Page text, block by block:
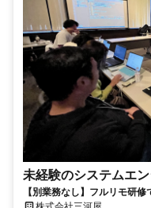
未経験のシステムエ
【別業務なし】フルリモ研